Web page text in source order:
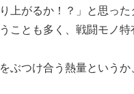
上がるか！？」と思っ
ことも多く、戦闘モノ特
ぶつけ合う熱量というか